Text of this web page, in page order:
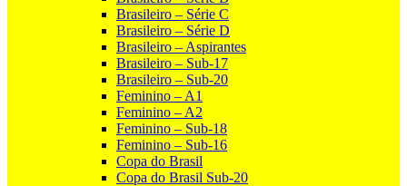
Brasileiro – Série C
Brasileiro – Série D
Brasileiro – Aspirantes
Brasileiro – Sub-17
Brasileiro – Sub-20
Feminino – A1
Feminino – A2
Feminino – Sub-18
Feminino – Sub-16
Copa do Brasil
Copa do Brasil Sub-20